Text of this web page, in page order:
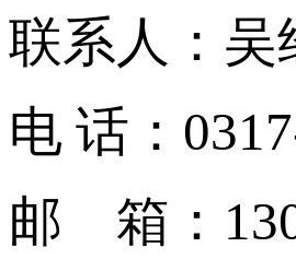
联系人：吴
电 话：
邮 箱：